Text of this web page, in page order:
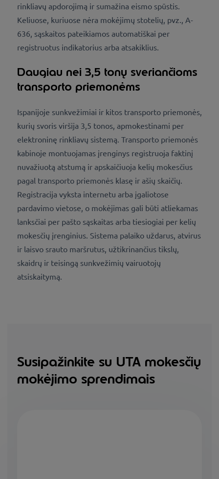
rinkliavų apdorojimą ir sumažina eismo spūstis.
Keliuose, kuriuose nėra mokėjimų stotelių, pvz., A-
636, sąskaitos pateikiamos automatiškai per
registruotus indikatorius arba atsakiklius.
Daugiau nei 3,5 tonų sveriančioms
transporto priemonėms
Ispanijoje sunkvežimiai ir kitos transporto priemonės,
kurių svoris viršija 3,5 tonos, apmokestinami per
elektroninę rinkliavų sistemą. Transporto priemonės
kabinoje montuojamas įrenginys registruoja faktinį
nuvažiuotą atstumą ir apskaičiuoja kelių mokesčius
pagal transporto priemonės klasę ir ašių skaičių.
Registracija vyksta internetu arba įgaliotose
pardavimo vietose, o mokėjimas gali būti atliekamas
lanksčiai per pašto sąskaitas arba tiesiogiai per kelių
mokesčių įrenginius. Sistema palaiko uždarus, atvirus
ir laisvo srauto maršrutus, užtikrinančius tikslų,
skaidrų ir teisingą sunkvežimių vairuotojų
atsiskaitymą.
Susipažinkite su UTA mokesčių
mokėjimo sprendimais